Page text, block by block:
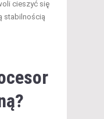
cieszyć się
stabilnością